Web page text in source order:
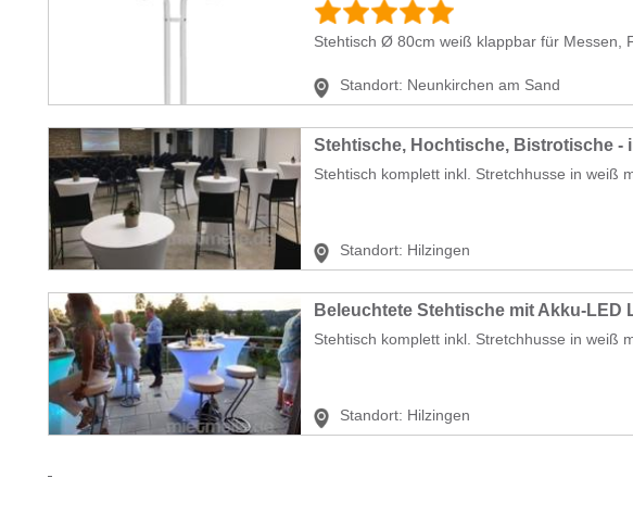
Stehtisch Ø 80cm weiß klappbar für Messen,
Standort: Neunkirchen am Sand
Stehtische, Hochtische, Bistrotische -
Stehtisch komplett inkl. Stretchhusse in weiß
Standort: Hilzingen
Beleuchtete Stehtische mit Akku-LED
Stehtisch komplett inkl. Stretchhusse in weiß
Standort: Hilzingen